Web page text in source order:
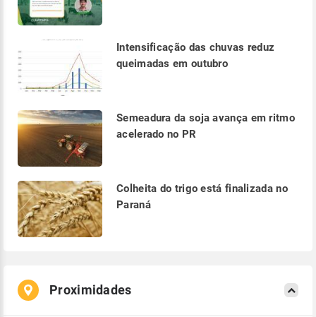
Intensificação das chuvas reduz
queimadas em outubro
Semeadura da soja avança em ritmo
acelerado no PR
Colheita do trigo está finalizada no
Paraná
Proximidades